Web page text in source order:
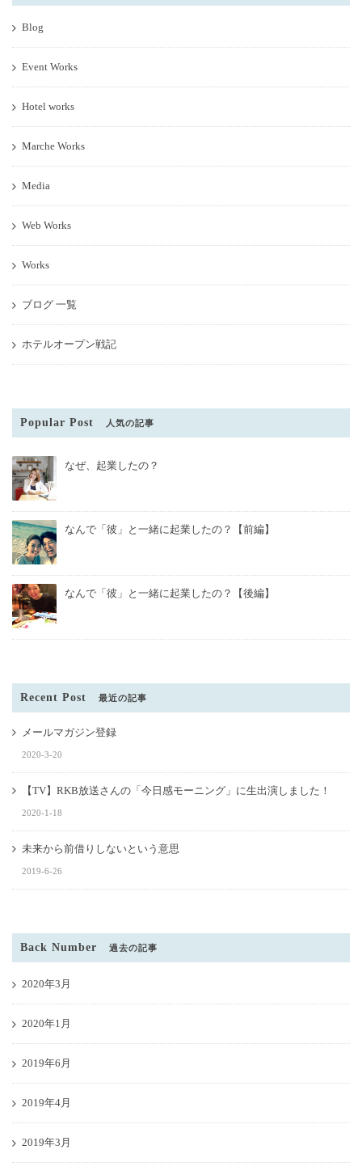
Blog
Event Works
Hotel works
Marche Works
Media
Web Works
Works
ブログ 一覧
ホテルオープン戦記
Popular Post 人気の記事
なぜ、起業したの？
なんで「彼」と一緒に起業したの？【前編】
なんで「彼」と一緒に起業したの？【後編】
Recent Post 最近の記事
メールマガジン登録
2020-3-20
【TV】RKB放送さんの「今日感モーニング」に生出演しました！
2020-1-18
未来から前借りしないという意思
2019-6-26
Back Number 過去の記事
2020年3月
2020年1月
2019年6月
2019年4月
2019年3月